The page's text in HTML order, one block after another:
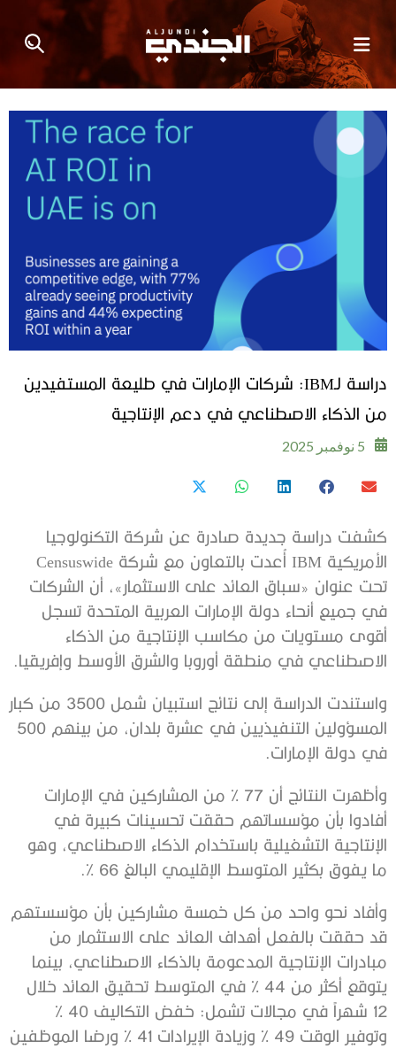
دراسة لـIBM: شركات الإمارات في طليعة المستفيدين
من الذكاء الاصطناعي في دعم الإنتاجية
5 نوفمبر 2025
كشفت دراسة جديدة صادرة عن شركة التكنولوجيا
الأمريكية IBM أُعدت بالتعاون مع شركة Censuswide
تحت عنوان «سباق العائد على الاستثمار»، أن الشركات
في جميع أنحاء دولة الإمارات العربية المتحدة تسجل
أقوى مستويات من مكاسب الإنتاجية من الذكاء
الاصطناعي في منطقة أوروبا والشرق الأوسط وإفريقيا.
واستندت الدراسة إلى نتائج استبيان شمل 3500 من كبار
المسؤولين التنفيذيين في عشرة بلدان، من بينهم 500
في دولة الإمارات.
وأظهرت النتائج أن 77 % من المشاركين في الإمارات
أفادوا بأن مؤسساتهم حققت تحسينات كبيرة في
الإنتاجية التشغيلية باستخدام الذكاء الاصطناعي، وهو
ما يفوق بكثير المتوسط الإقليمي البالغ 66 %.
وأفاد نحو واحد من كل خمسة مشاركين بأن مؤسستهم
قد حققت بالفعل أهداف العائد على الاستثمار من
مبادرات الإنتاجية المدعومة بالذكاء الاصطناعي، بينما
يتوقع أكثر من 44 % في المتوسط تحقيق العائد خلال
12 شهراً في مجالات تشمل: خفض التكاليف 40 %
وتوفير الوقت 49 % وزيادة الإيرادات 41 % ورضا الموظفين